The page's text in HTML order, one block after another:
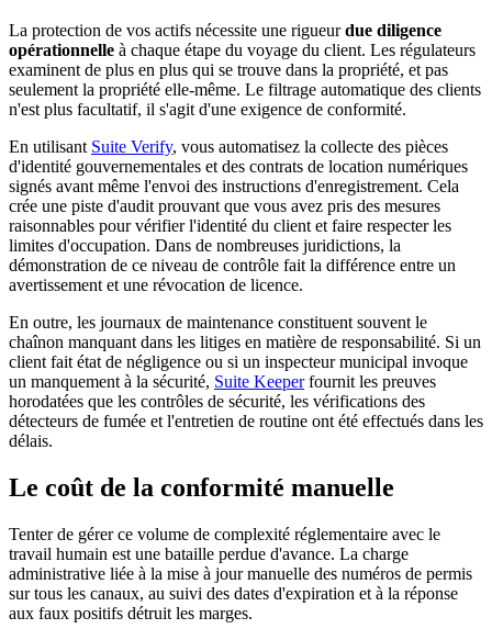
La protection de vos actifs nécessite une rigueurdue diligence
opérationnelle à chaque étape du voyage du client. Les régulateurs
examinent de plus en plus qui se trouve dans la propriété, et pas
seulement la propriété elle-même. Le filtrage automatique des clients
n'est plus facultatif, il s'agit d'une exigence de conformité.
En utilisant Suite Verify, vous automatisez la collecte des pièces
d'identité gouvernementales et des contrats de location numériques
signés avant même l'envoi des instructions d'enregistrement. Cela
crée une piste d'audit prouvant que vous avez pris des mesures
raisonnables pour vérifier l'identité du client et faire respecter les
limites d'occupation. Dans de nombreuses juridictions, la
démonstration de ce niveau de contrôle fait la différence entre un
avertissement et une révocation de licence.
En outre, les journaux de maintenance constituent souvent le
chaînon manquant dans les litiges en matière de responsabilité. Si un
client fait état de négligence ou si un inspecteur municipal invoque
un manquement à la sécurité, Suite Keeperfournit les preuves
horodatées que les contrôles de sécurité, les vérifications des
détecteurs de fumée et l'entretien de routine ont été effectués dans les
délais.
Le coût de la conformité manuelle
Tenter de gérer ce volume de complexité réglementaire avec le
travail humain est une bataille perdue d'avance. La charge
administrative liée à la mise à jour manuelle des numéros de permis
sur tous les canaux, au suivi des dates d'expiration et à la réponse
aux faux positifs détruit les marges.